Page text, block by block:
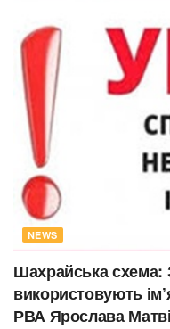
NEWS
Шахрайська схема:
використовують
РВА Ярослава